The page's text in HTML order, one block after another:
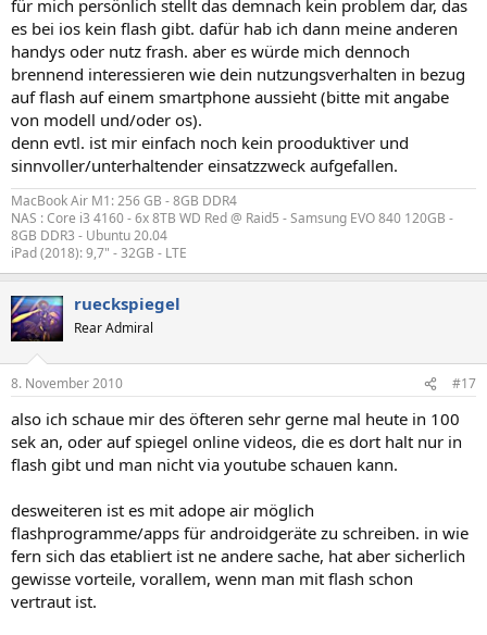
für mich persönlich stellt das demnach kein problem dar, das
es bei ios kein flash gibt. dafür hab ich dann meine anderen
handys oder nutz frash. aber es würde mich dennoch
brennend interessieren wie dein nutzungsverhalten in bezug
auf flash auf einem smartphone aussieht (bitte mit angabe
von modell und/oder os).
denn evtl. ist mir einfach noch kein prooduktiver und
sinnvoller/unterhaltender einsatzzweck aufgefallen.
MacBook Air M1: 256 GB - 8GB DDR4
NAS : Core i3 4160 - 6x 8TB WD Red @ Raid5 - Samsung EVO 840 120GB -
8GB DDR3 - Ubuntu 20.04
iPad (2018): 9,7" - 32GB - LTE
rueckspiegel
Rear Admiral
8. November 2010 #17
also ich schaue mir des öfteren sehr gerne mal heute in 100
sek an, oder auf spiegel online videos, die es dort halt nur in
flash gibt und man nicht via youtube schauen kann.
desweiteren ist es mit adope air möglich
flashprogramme/apps für androidgeräte zu schreiben. in wie
fern sich das etabliert ist ne andere sache, hat aber sicherlich
gewisse vorteile, vorallem, wenn man mit flash schon
vertraut ist.